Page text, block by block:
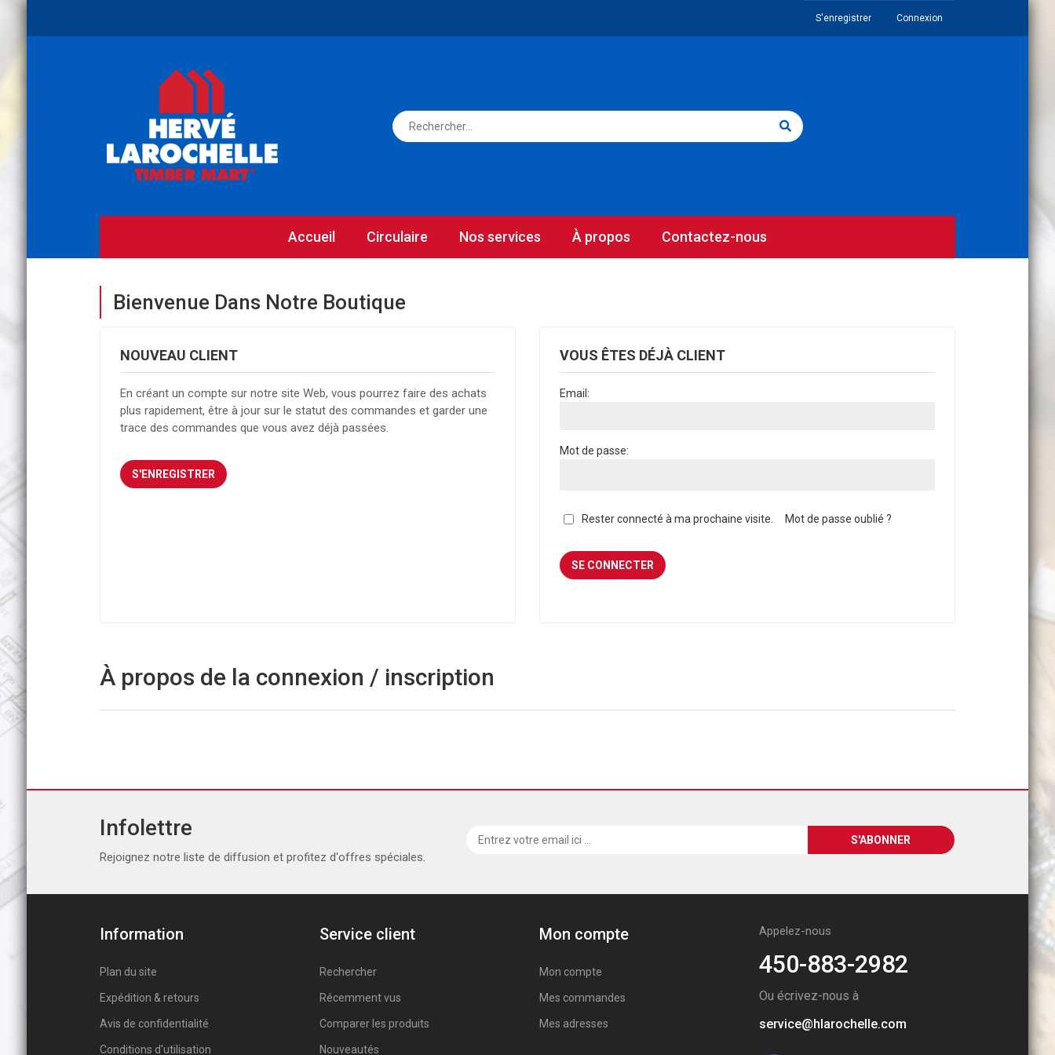
S'enregistrer Connexion
Accueil Circulaire Nos services À propos Contactez-nous
Bienvenue Dans Notre Boutique
NOUVEAU CLIENT
En créant un compte sur notre site Web, vous pourrez faire des achats
plus rapidement, être à jour sur le statut des commandes et garder une
trace des commandes que vous avez déjà passées.
VOUS ÊTES DÉJÀ CLIENT
Email:
Mot de passe:
Rester connecté à ma prochaine visite. Mot de passe oublié ?
À propos de la connexion / inscription
Infolettre
Rejoignez notre liste de diffusion et profitez d'offres spéciales.
Information
Plan du site
Expédition & retours
Avis de confidentialité
Conditions d'utilisation
Service client
Rechercher
Récemment vus
Comparer les produits
Nouveautés
Mon compte
Mon compte
Mes commandes
Mes adresses
Appelez-nous
450-883-2982
Ou écrivez-nous à
service@hlarochelle.com